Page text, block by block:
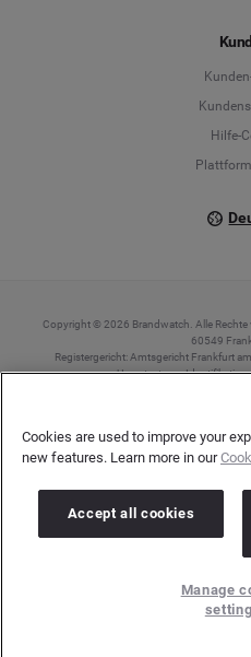
Hilfe-
Copyright © 2026 Brandwatch. Alle Rechte
60549
Registergericht: Amtsgericht Frankfurt
Umsatzsteuer-
Cookies are used to improve your
new features. Learn more in our
Accept all cookies
Manage